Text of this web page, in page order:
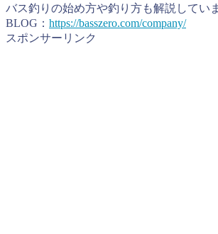
バス釣りの始め方や釣り方も解説してい
BLOG： https://basszero.com/company/
スポンサーリンク